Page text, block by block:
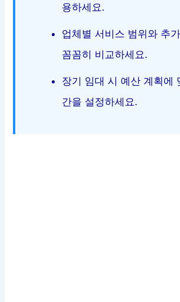
용하세요.
업체별 서비스 범위와 추
꼼꼼히 비교하세요.
장기 임대 시 예산 계획에
간을 설정하세요.